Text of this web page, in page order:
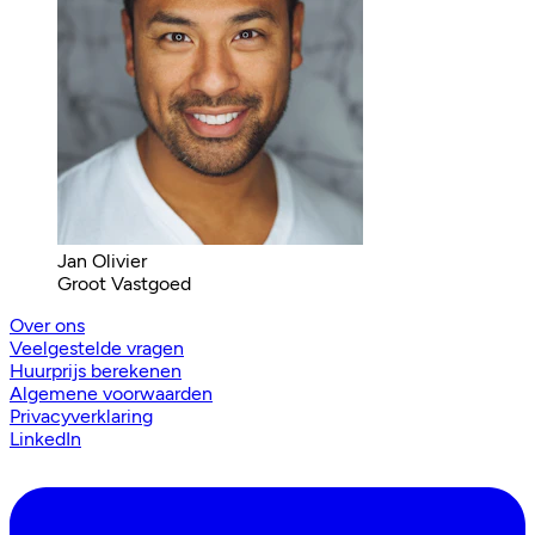
Jan Olivier
Groot Vastgoed
Over ons
Veelgestelde vragen
Huurprijs berekenen
Algemene voorwaarden
Privacyverklaring
LinkedIn